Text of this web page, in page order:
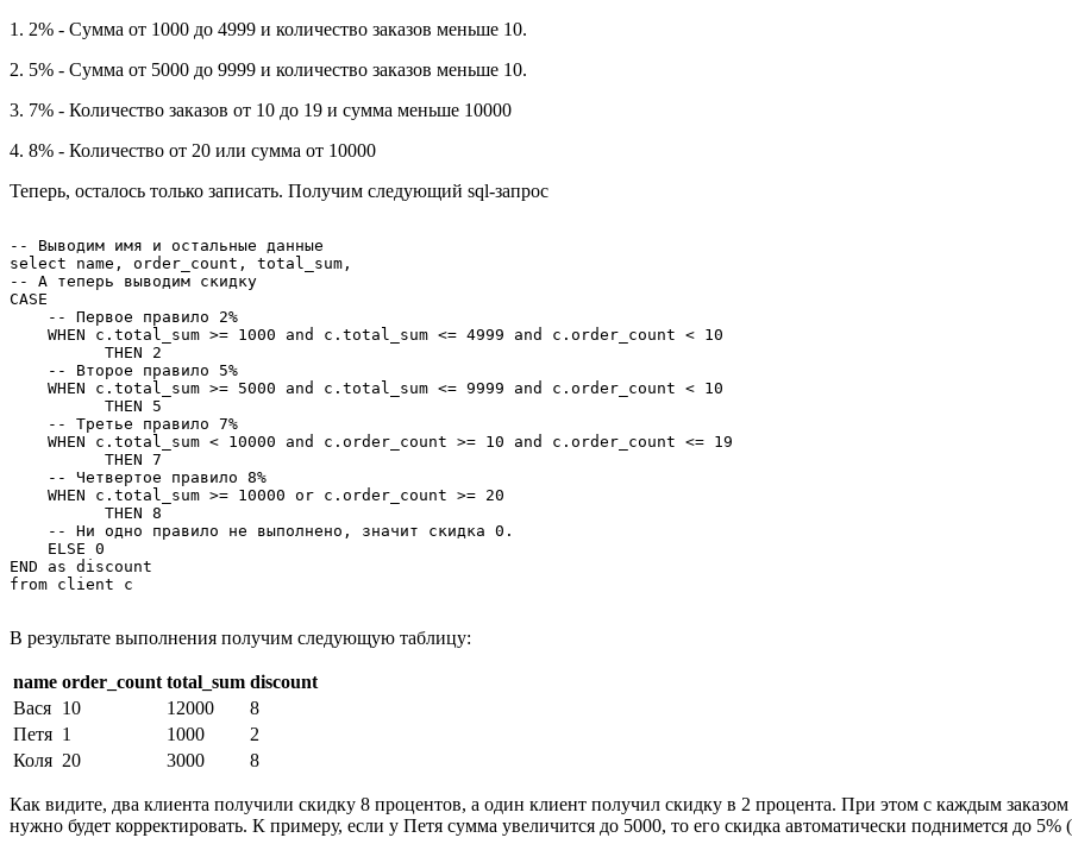
1. 2% - Сумма от 1000 до 4999 и количество заказов меньше 10.
2. 5% - Сумма от 5000 до 9999 и количество заказов меньше 10.
3. 7% - Количество заказов от 10 до 19 и сумма меньше 10000
4. 8% - Количество от 20 или сумма от 10000
Теперь, осталось только записать. Получим следующий sql-запрос
-- Выводим имя и остальные данные
select name, order_count, total_sum,
-- А теперь выводим скидку
CASE
    -- Первое правило 2%
    WHEN c.total_sum >= 1000 and c.total_sum <= 4999 and c.order_count < 10
          THEN 2
    -- Второе правило 5%
    WHEN c.total_sum >= 5000 and c.total_sum <= 9999 and c.order_count < 10
          THEN 5
    -- Третье правило 7%
    WHEN c.total_sum < 10000 and c.order_count >= 10 and c.order_count <= 19
          THEN 7
    -- Четвертое правило 8%
    WHEN c.total_sum >= 10000 or c.order_count >= 20
          THEN 8
    -- Ни одно правило не выполнено, значит скидка 0.
    ELSE 0
END as discount
В результате выполнения получим следующую таблицу:
name order_count total_sum discount
Вася 10 12000
8
Петя 1 1000
2
Коля 20 3000 8
Как видите, два клиента получили скидку 8 процентов, а один клиент получил скидку в 2 процента. При этом с каждым
нужно будет корректировать. К примеру, если у Петя сумма увеличится до 5000, то его скидка автоматически поднимется до